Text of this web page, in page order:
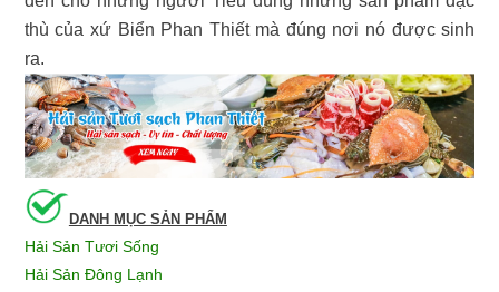
thù của xứ Biển Phan Thiết mà đúng nơi nó được sinh
ra.
DANH MỤC SẢN PHẨM
Hải Sản Tươi Sống
Hải Sản Đông Lạnh